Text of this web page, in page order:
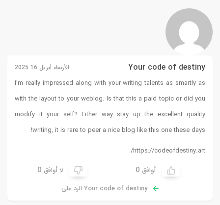
Your code of destiny الأربعاء أبريل 16 2025
I’m really impressed along with your writing talents as smartly as
with the layout to your weblog. Is that this a paid topic or did you
modify it your self? Either way stay up the excellent quality
writing, it is rare to peer a nice blog like this one these days
!
https://codeofdestiny.art/
أوافق 0 لا أوافق 0
Your code of destiny الرد على